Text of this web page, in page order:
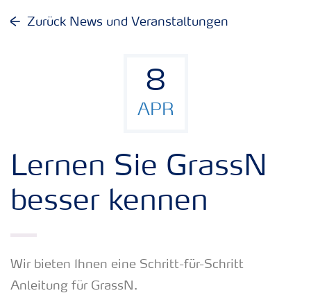
Zurück News und Veranstaltungen
8
APR
Lernen Sie GrassN
besser kennen
Wir bieten Ihnen eine Schritt-für-Schritt
Anleitung für GrassN.